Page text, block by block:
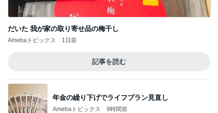
だいた 我が家の取り寄せ品の梅干し
Amebaトピックス 1日前
記事を読む
年金の繰り下げでライフプラン見直し
Amebaトピックス 9時間前